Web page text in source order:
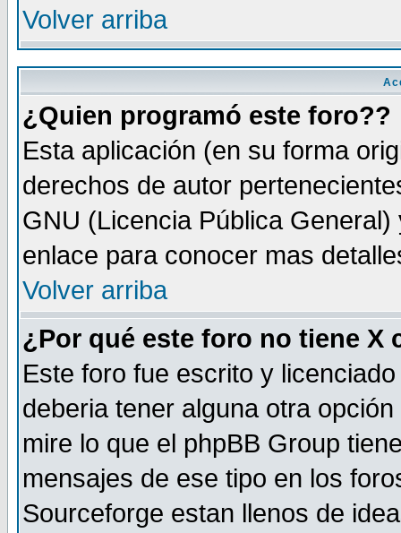
Volver arriba
¿Quien programó este foro??
Esta aplicación (en su forma
derechos de autor
GNU (Licencia Pública
enlace para conocer mas
Volver arriba
¿Por qué este foro no tiene X
Este foro fue escrito y
deberia tener alguna otra
mire lo que el phpBB Group
mensajes de ese tipo en los
Sourceforge estan llenos de